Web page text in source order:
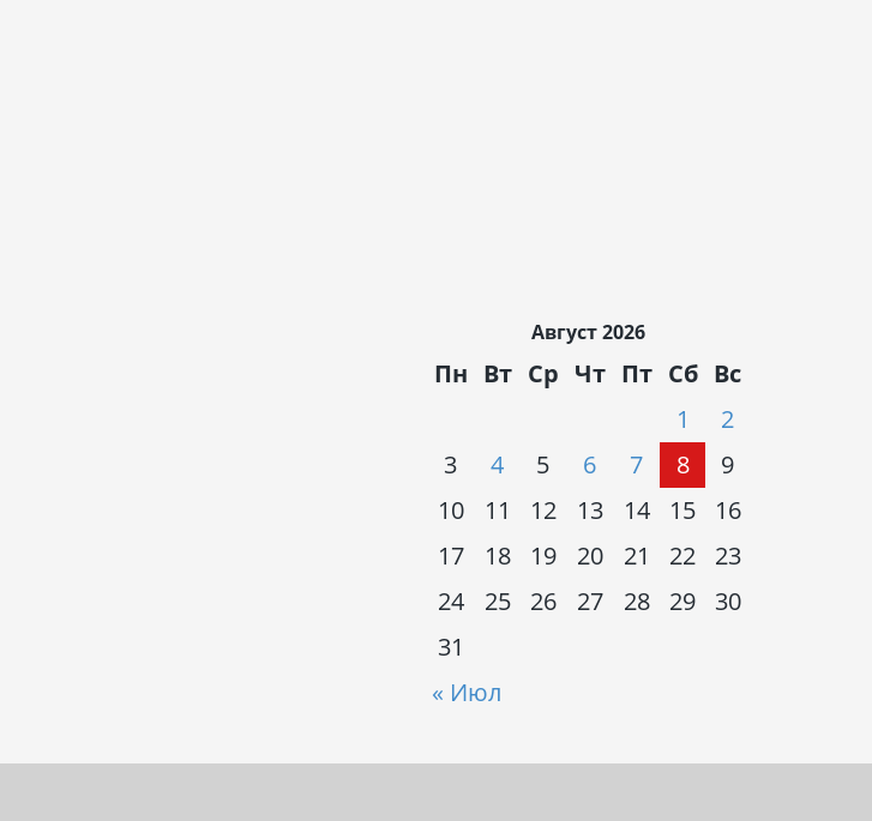
Август 2026
Пн Вт Ср Чт Пт Сб Вс
« Июл
1
2
3
4 5 6 7 8
9
10
11 12 13 14 15
16
17
18 19 20 21 22
23
24
25 26 27 28 29
30
31